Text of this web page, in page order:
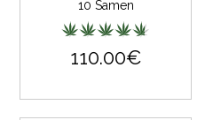
10 Samen
110.00€